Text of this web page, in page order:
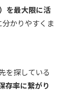
を最大限に活
かりやすくま
を探している
存率に繋がり